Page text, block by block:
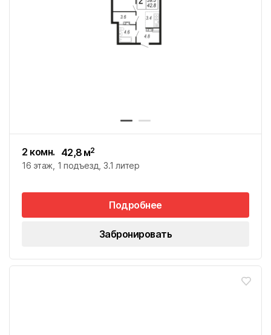
2 комн. 42,8 м2
16 этаж 1 подъезд 3.1 литер
Подробнее
Забронировать